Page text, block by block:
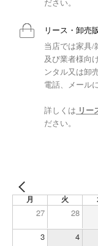
ださい。
リース・卸売
当店では家具/
及び業者様向
ンタル又は卸
電話、メール
詳しくは リー
ださい。
月 火
27 28
3 4